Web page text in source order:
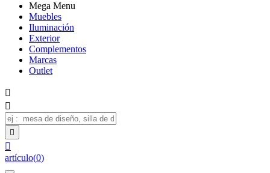
Mega Menu
Muebles
Iluminación
Exterior
Complementos
Marcas
Outlet




artículo(0)